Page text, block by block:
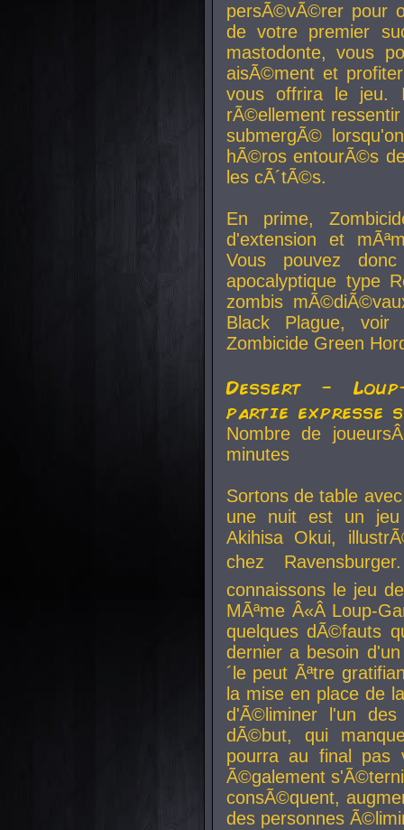
persÃ©vÃ©rer pour
de votre premier
mastodonte, vous
aisÃ©ment et
vous offrira le jeu.
rÃ©ellement
submergÃ©
hÃ©ros entourÃ©s
les cÃ´tÃ©s.
En prime,
d'extension et
Vous pouvez
apocalyptique type
zombis
Black Plague,
Zombicide Green
Dessert -
partie expresse
Nombre de
minutes
Sortons de table
une nuit est un
Akihisa Okui,
chez
connaissons le jeu
MÃªme Â«Â Loup-
quelques dÃ©fauts
dernier a besoin
´le peut Ãªtre
la mise en place de
d'Ã©liminer l'un
dÃ©but, qui
pourra au final pas
Ã©galement
consÃ©quent,
des personnes